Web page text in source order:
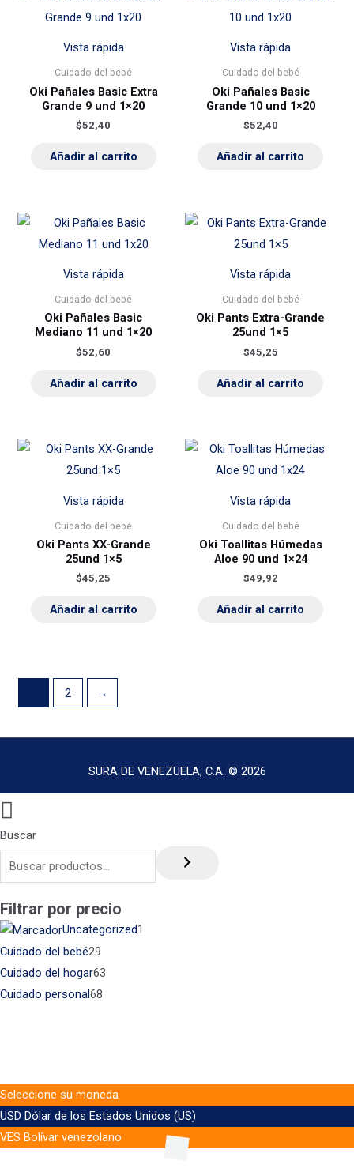
Vista rápida
Cuidado del bebé
Oki Pañales Basic Extra
Grande 9 und 1×20
$52,40
Añadir al carrito
Vista rápida
Cuidado del bebé
Oki Pañales Basic
Grande 10 und 1×20
$52,40
Añadir al carrito
Vista rápida
Cuidado del bebé
Oki Pañales Basic
Mediano 11 und 1×20
$52,60
Añadir al carrito
Vista rápida
Cuidado del bebé
Oki Pants Extra-Grande
25und 1×5
$45,25
Añadir al carrito
Vista rápida
Cuidado del bebé
Oki Pants XX-Grande
25und 1×5
$45,25
Añadir al carrito
Vista rápida
Cuidado del bebé
Oki Toallitas Húmedas
Aloe 90 und 1×24
$49,92
Añadir al carrito
2 →
SURA DE VENEZUELA, C.A. © 2026
Buscar
Filtrar por precio
Uncategorized1
Cuidado del bebé29
Cuidado del hogar63
Cuidado personal68
Seleccione su moneda
USD Dólar de los Estados Unidos (US)
VES Bolívar venezolano